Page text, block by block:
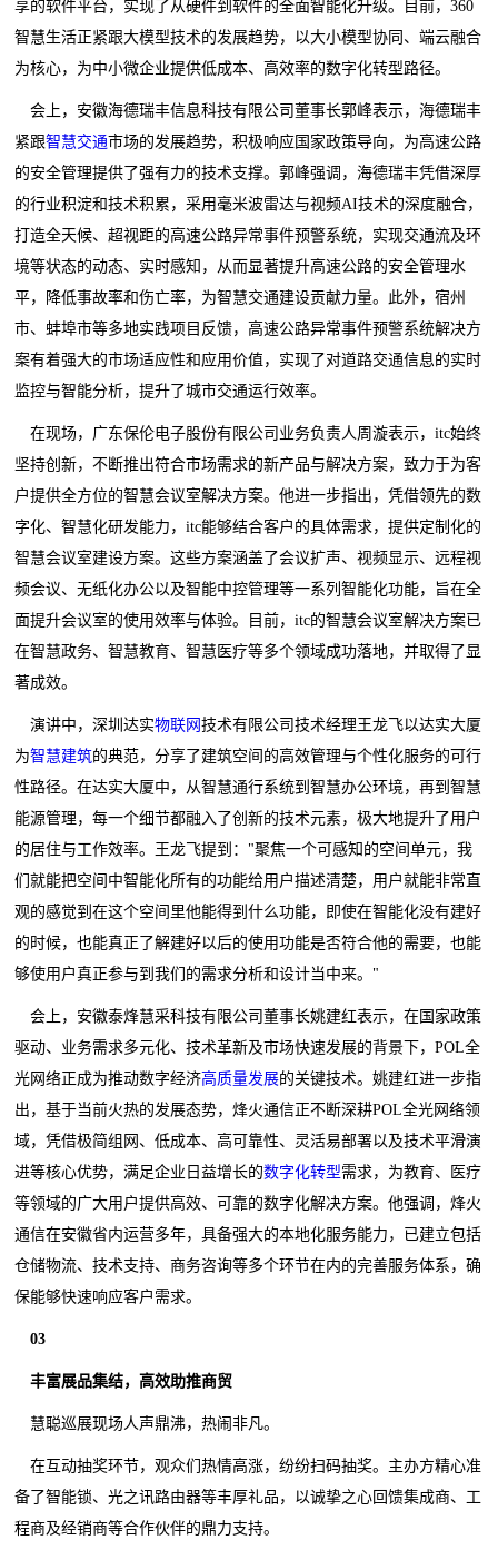
享的软件平台，实现了从硬件到软件的全面智能化升级。目前，360
智慧生活正紧跟大模型技术的发展趋势，以大小模型协同、端云融合
为核心，为中小微企业提供低成本、高效率的数字化转型路径。
会上，安徽海德瑞丰信息科技有限公司董事长郭峰表示，海德瑞丰
紧跟智慧交通市场的发展趋势，积极响应国家政策导向，为高速公路
的安全管理提供了强有力的技术支撑。郭峰强调，海德瑞丰凭借深厚
的行业积淀和技术积累，采用毫米波雷达与视频AI技术的深度融合，
打造全天候、超视距的高速公路异常事件预警系统，实现交通流及环
境等状态的动态、实时感知，从而显著提升高速公路的安全管理水
平，降低事故率和伤亡率，为智慧交通建设贡献力量。此外，宿州
市、蚌埠市等多地实践项目反馈，高速公路异常事件预警系统解决方
案有着强大的市场适应性和应用价值，实现了对道路交通信息的实时
监控与智能分析，提升了城市交通运行效率。
在现场，广东保伦电子股份有限公司业务负责人周漩表示，itc始终
坚持创新，不断推出符合市场需求的新产品与解决方案，致力于为客
户提供全方位的智慧会议室解决方案。他进一步指出，凭借领先的数
字化、智慧化研发能力，itc能够结合客户的具体需求，提供定制化的
智慧会议室建设方案。这些方案涵盖了会议扩声、视频显示、远程视
频会议、无纸化办公以及智能中控管理等一系列智能化功能，旨在全
面提升会议室的使用效率与体验。目前，itc的智慧会议室解决方案已
在智慧政务、智慧教育、智慧医疗等多个领域成功落地，并取得了显
著成效。
演讲中，深圳达实物联网技术有限公司技术经理王龙飞以达实大厦
为智慧建筑的典范，分享了建筑空间的高效管理与个性化服务的可行
性路径。在达实大厦中，从智慧通行系统到智慧办公环境，再到智慧
能源管理，每一个细节都融入了创新的技术元素，极大地提升了用户
的居住与工作效率。王龙飞提到："聚焦一个可感知的空间单元，我
们就能把空间中智能化所有的功能给用户描述清楚，用户就能非常直
观的感觉到在这个空间里他能得到什么功能，即使在智能化没有建好
的时候，也能真正了解建好以后的使用功能是否符合他的需要，也能
够使用户真正参与到我们的需求分析和设计当中来。"
会上，安徽泰烽慧采科技有限公司董事长姚建红表示，在国家政策
驱动、业务需求多元化、技术革新及市场快速发展的背景下，POL全
光网络正成为推动数字经济高质量发展的关键技术。姚建红进一步指
出，基于当前火热的发展态势，烽火通信正不断深耕POL全光网络领
域，凭借极简组网、低成本、高可靠性、灵活易部署以及技术平滑演
进等核心优势，满足企业日益增长的数字化转型需求，为教育、医疗
等领域的广大用户提供高效、可靠的数字化解决方案。他强调，烽火
通信在安徽省内运营多年，具备强大的本地化服务能力，已建立包括
仓储物流、技术支持、商务咨询等多个环节在内的完善服务体系，确
保能够快速响应客户需求。
03
丰富展品集结，高效助推商贸
慧聪巡展现场人声鼎沸，热闹非凡。
在互动抽奖环节，观众们热情高涨，纷纷扫码抽奖。主办方精心准
备了智能锁、光之讯路由器等丰厚礼品，以诚挚之心回馈集成商、工
程商及经销商等合作伙伴的鼎力支持。